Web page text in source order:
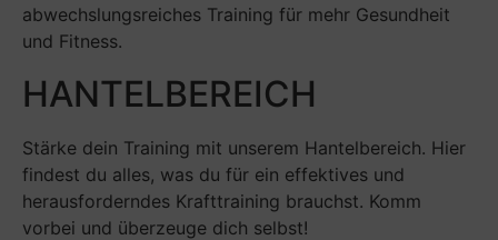
abwechslungsreiches Training für mehr Gesundheit
und Fitness.
HANTELBEREICH
Stärke dein Training mit unserem Hantelbereich. Hier
findest du alles, was du für ein effektives und
herausforderndes Krafttraining brauchst. Komm
vorbei und überzeuge dich selbst!